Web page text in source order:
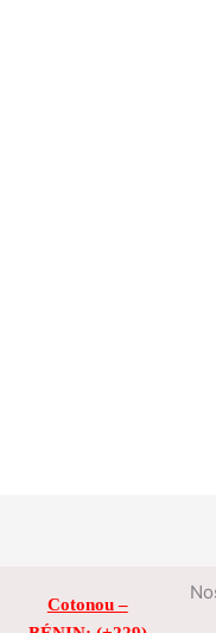
Cotonou –